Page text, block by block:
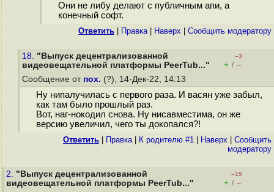
Они не либу делают с публичным апи, а
конечный софт.
Ответить Правка| Наверх Cообщить модератору
18. "Выпуск децентрализованной
видеовещательной платформы PeerTub..."
–3
+ / –
Сообщение от пох. (?), 14-Дек-22, 14:13
Ну нипалучилась с первого раза. И васян уже забыл,
как там было прошлый раз.
Вот, наг-нокодил снова. Ну нисавместима, он же
версию увеличил, чего ты докопался?!
Ответить Правка| К родителю #1 Наверх
Cообщить
модератору
2. "Выпуск децентрализованной
видеовещательной платформы PeerTub..."
–19
+ / –